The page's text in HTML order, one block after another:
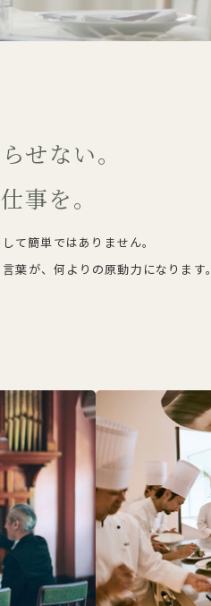
せない。
事を。
て簡単ではありません。
葉が、何よりの原動力になります。